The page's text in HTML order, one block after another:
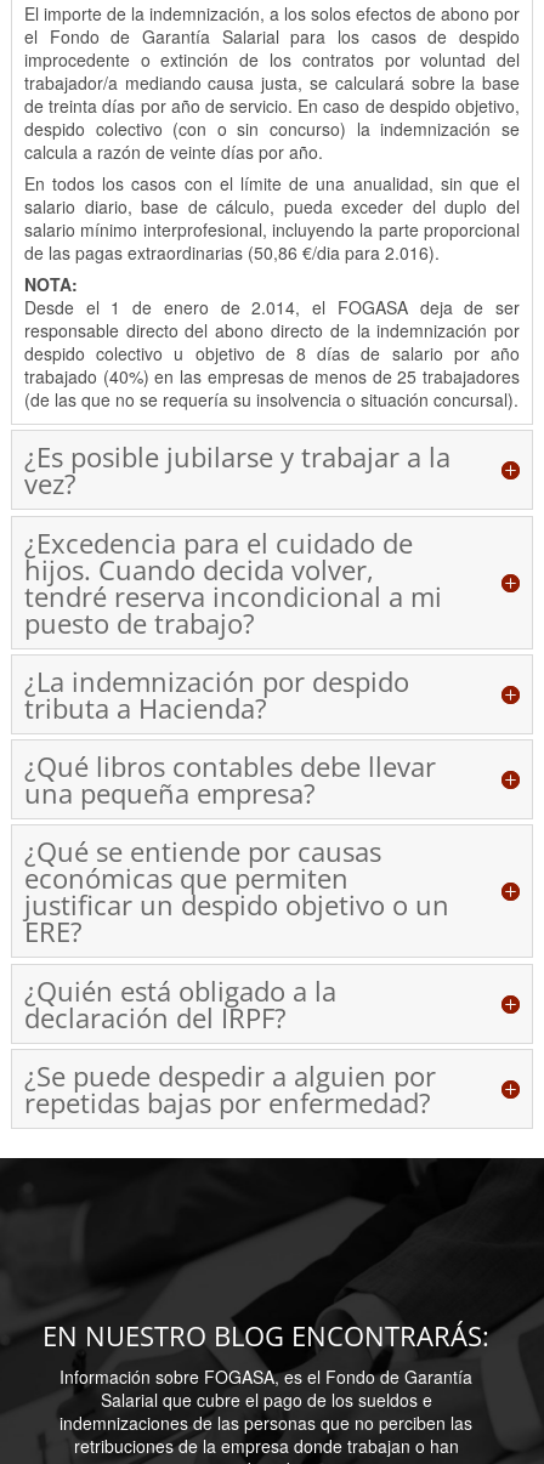
El importe de la indemnización, a los solos efectos de abono por
el Fondo de Garantía Salarial para los casos de despido
improcedente o extinción de los contratos por voluntad del
trabajador/a mediando causa justa, se calculará sobre la base
de treinta días por año de servicio. En caso de despido objetivo,
despido colectivo (con o sin concurso) la indemnización se
calcula a razón de veinte días por año.
En todos los casos con el límite de una anualidad, sin que el
salario diario, base de cálculo, pueda exceder del duplo del
salario mínimo interprofesional, incluyendo la parte proporcional
de las pagas extraordinarias (50,86 €/dia para 2.016).
NOTA:
Desde el 1 de enero de 2.014, el FOGASA deja de ser
responsable directo del abono directo de la indemnización por
despido colectivo u objetivo de 8 días de salario por año
trabajado (40%) en las empresas de menos de 25 trabajadores
(de las que no se requería su insolvencia o situación concursal).
¿Es posible jubilarse y trabajar a la
vez?
¿Excedencia para el cuidado de
hijos. Cuando decida volver,
tendré reserva incondicional a mi
puesto de trabajo?
¿La indemnización por despido
tributa a Hacienda?
¿Qué libros contables debe llevar
una pequeña empresa?
¿Qué se entiende por causas
económicas que permiten
justificar un despido objetivo o un
ERE?
¿Quién está obligado a la
declaración del IRPF?
¿Se puede despedir a alguien por
repetidas bajas por enfermedad?
EN NUESTRO BLOG ENCONTRARÁS:
Información sobre FOGASA, es el Fondo de Garantía
Salarial que cubre el pago de los sueldos e
indemnizaciones de las personas que no perciben las
retribuciones de la empresa donde trabajan o han